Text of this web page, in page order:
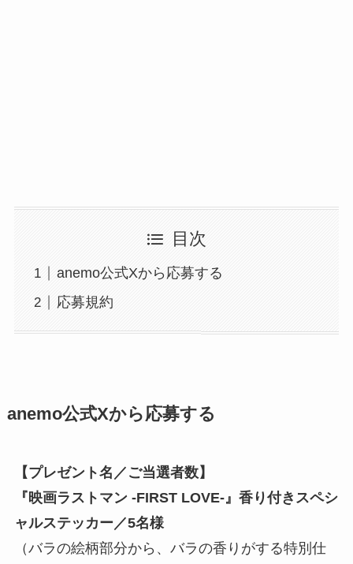
目次
anemo公式Xから応募する
応募規約
anemo公式Xから応募する
【プレゼント名／ご当選者数】
『映画ラストマン -FIRST LOVE-』 香り付きスペシ
ャルステッカー ／5名様
（バラの絵柄部分から、バラの香りがする特別仕